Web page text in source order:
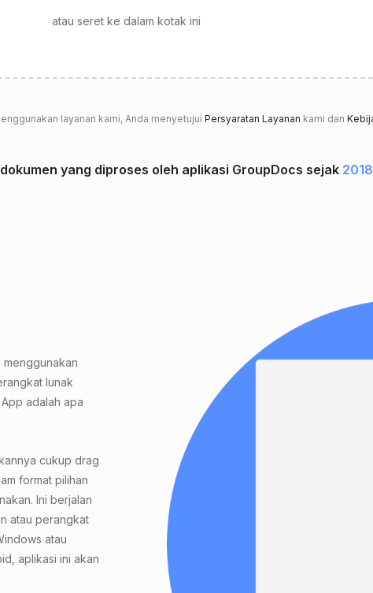
atau seret ke dalam kotak ini
layanan kami, Anda menyetujui Persyaratan Layanan kami dan
dokumen yang diproses oleh aplikasi GroupDocs sejak 2018
lunak
adalah apa
cukup drag
format pilihan
Ini berjalan
atau perangkat
atau
aplikasi ini akan